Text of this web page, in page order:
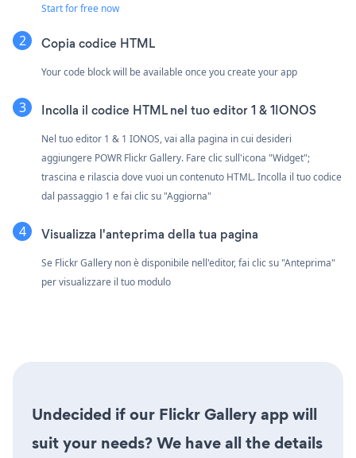
Start for free now
Copia codice HTML
Your code block will be available once you create your app
Incolla il codice HTML nel tuo editor 1 & 1IONOS
Nel tuo editor 1 & 1 IONOS, vai alla pagina in cui desideri
aggiungere POWR Flickr Gallery. Fare clic sull'icona "Widget";
trascina e rilascia dove vuoi un contenuto HTML. Incolla il tuo codice
dal passaggio 1 e fai clic su "Aggiorna"
Visualizza l'anteprima della tua pagina
Se Flickr Gallery non è disponibile nell'editor, fai clic su "Anteprima"
per visualizzare il tuo modulo
Undecided if our Flickr Gallery app will
suit your needs? We have all the details